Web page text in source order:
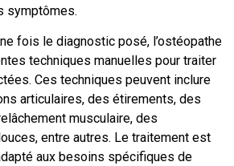
symptômes.
fois le diagnostic posé, l’ostéopathe
techniques manuelles pour traiter
Ces techniques peuvent inclure
articulaires, des étirements, des
musculaire, des
entre autres. Le traitement est
aux besoins spécifiques de